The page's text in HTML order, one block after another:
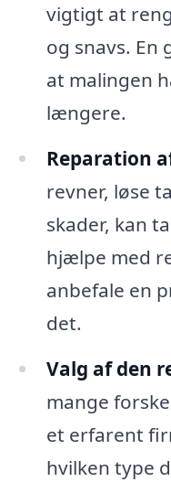
vigtigt at
og snavs. En
at malingen
længere.
Reparation
revner, løse
skader, kan
hjælpe med
anbefale en
det.
Valg af den
mange
et erfarent
hvilken type